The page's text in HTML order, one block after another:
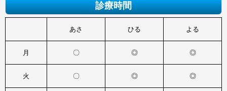
診療時間
あさ ひる よる
月 〇 ◎ ◎
火 〇 ◎ ◎